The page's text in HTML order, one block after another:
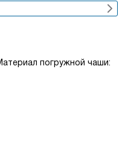
погружной чаши: